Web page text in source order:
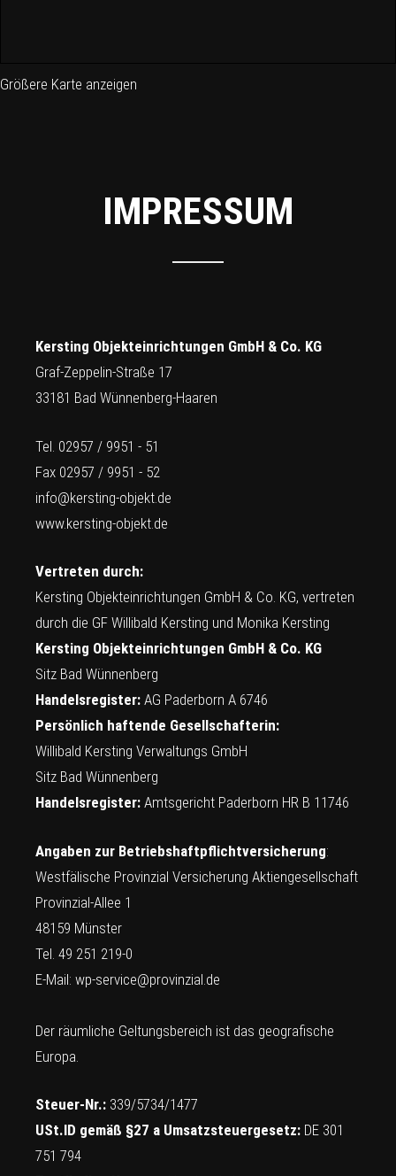
Größere Karte anzeigen
IMPRESSUM
Kersting Objekteinrichtungen GmbH & Co. KG
Graf-Zeppelin-Straße 17
33181 Bad Wünnenberg-Haaren
Tel. 02957 / 9951 - 51
Fax 02957 / 9951 - 52
info@kersting-objekt.de
www.kersting-objekt.de
Vertreten durch:
Kersting Objekteinrichtungen GmbH & Co. KG, vertreten
durch die GF Willibald Kersting und Monika Kersting
Kersting Objekteinrichtungen GmbH & Co. KG
Sitz Bad Wünnenberg
Handelsregister: AG Paderborn A 6746
Persönlich haftende Gesellschafterin:
Willibald Kersting Verwaltungs GmbH
Sitz Bad Wünnenberg
Handelsregister: Amtsgericht Paderborn HR B 11746
Angaben zur Betriebshaftpflichtversicherung:
Westfälische Provinzial Versicherung Aktiengesellschaft
Provinzial-Allee 1
48159 Münster
Tel. 49 251 219-0
E-Mail: wp-service@provinzial.de
Der räumliche Geltungsbereich ist das geografische
Europa.
Steuer-Nr.: 339/5734/1477
USt.ID gemäß §27 a Umsatzsteuergesetz: DE 301
751 794